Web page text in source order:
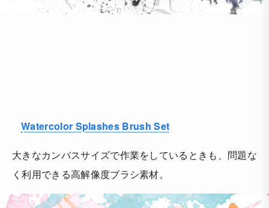
Watercolor Splashes Brush Set
大きなカンバスサイズで作業をしているときも、問題な
く利用できる高解像度ブラシ素材。